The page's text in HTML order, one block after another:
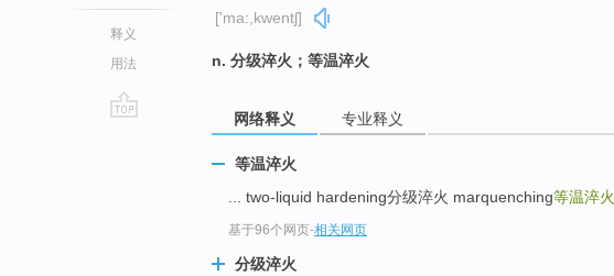
释义
用法
['ma:,kwentʃ]
n. 分级淬火；等温淬火
网络释义 专业释义
等温淬火
... two-liquid hardening分级淬火 marquenching等温淬火
基于96个网页-相关网页
分级淬火